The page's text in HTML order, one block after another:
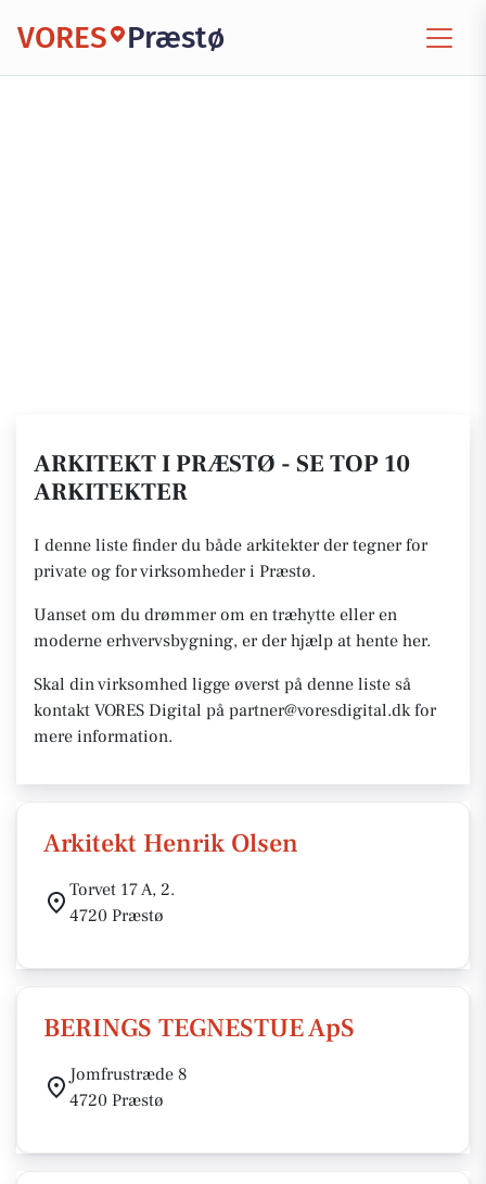
VORES Præstø
ARKITEKT I PRÆSTØ - SE TOP 10
ARKITEKTER
I denne liste finder du både arkitekter der tegner for
private og for virksomheder i Præstø.
Uanset om du drømmer om en træhytte eller en
moderne erhvervsbygning, er der hjælp at hente her.
Skal din virksomhed ligge øverst på denne liste så
kontakt VORES Digital på partner@voresdigital.dk for
mere information.
Arkitekt Henrik Olsen
Torvet 17 A, 2.
4720 Præstø
BERINGS TEGNESTUE ApS
Jomfrustræde 8
4720 Præstø